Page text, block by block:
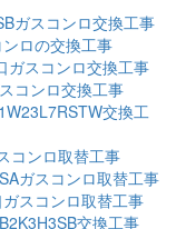
ガスコンロ交換工事
ロの交換工事
ガスコンロ交換工事
コンロ交換工事
交換工
コンロ取替工事
ガスコンロ取替工事
スコンロ取替工事
交換工事